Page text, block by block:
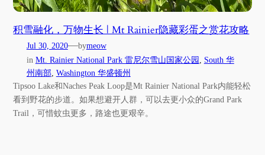
积雪融化，万物生长 | Mt Rainier隐藏彩蛋之赏花攻略
Jul 30, 2020—bymeow
in Mt. Rainier National Park 雷尼尔雪山国家公园
South 华
州南部, Washington 华盛顿州
Tipsoo Lake和Naches Peak Loop是Mt Rainier National Park内能轻松
看到野花的步道。如果想避开人群，可以去更小众的Grand Park
Trail，可惜蚊虫更多，路途也更艰辛。